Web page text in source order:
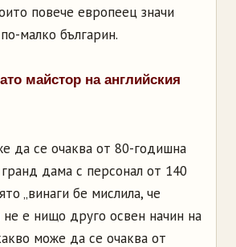
повече европеец значи
малко българин.
майстор на английския
да се очаква от 80-годишна
гранд дама с персонал от 140
„винаги бе мислила, че
е нищо друго освен начин на
може да се очаква от